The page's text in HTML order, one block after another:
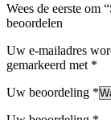
Wees de eerste om
beoordelen
Uw e-mailadres
gemarkeerd met *
Uw beoordeling *